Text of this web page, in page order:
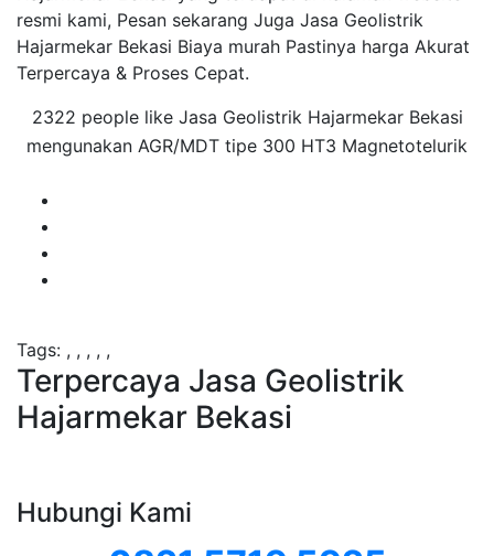
resmi kami, Pesan sekarang Juga Jasa Geolistrik
Hajarmekar Bekasi Biaya murah Pastinya harga Akurat
Terpercaya & Proses Cepat.
2322 people like Jasa Geolistrik Hajarmekar Bekasi
mengunakan AGR/MDT tipe 300 HT3 Magnetotelurik
Tags: , , , , ,
Terpercaya Jasa Geolistrik
Hajarmekar Bekasi
Hubungi Kami